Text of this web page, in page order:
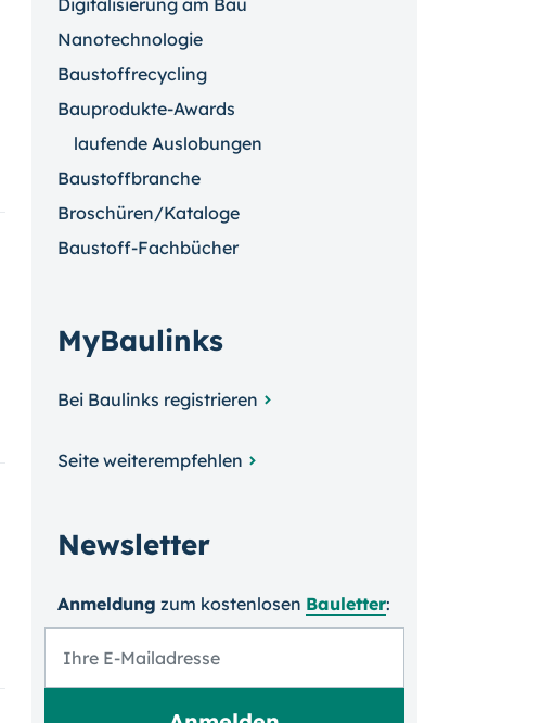
Digitalisierung am Bau
Nanotechnologie
Baustoffrecycling
Bauprodukte-Awards
laufende Auslobungen
Baustoffbranche
Broschüren/Kataloge
Baustoff-Fachbücher
MyBaulinks
Bei Baulinks registrieren
Seite weiterempfehlen
Newsletter
Anmeldung zum kosten­losen Bauletter: